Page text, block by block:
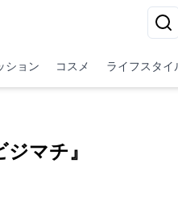
ション コスメ ライフスタイ
マチ』